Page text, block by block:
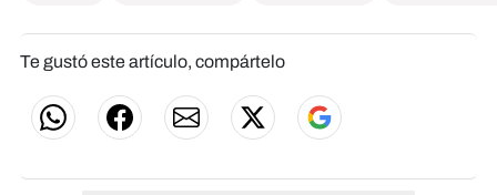
Te gustó este artículo, compártelo